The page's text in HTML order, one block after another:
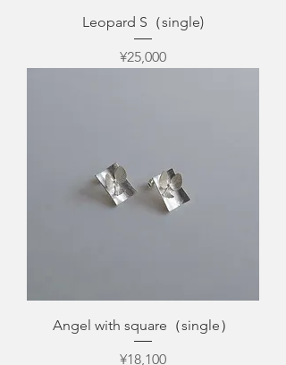
Leopard S（single)
Price
¥25,000
Angel with square（single）
Price
¥18,100